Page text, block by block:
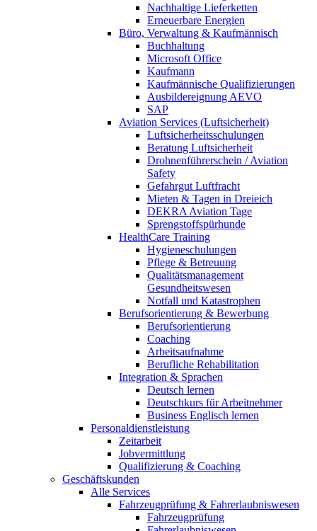
Nachhaltige Lieferketten
Erneuerbare Energien
Büro, Verwaltung & Kaufmännisch
Buchhaltung
Microsoft Office
Kaufmann
Kaufmännische Qualifizierungen
Ausbildereignung AEVO
SAP
Aviation Services (Luftsicherheit)
Luftsicherheitsschulungen
Beratung Luftsicherheit
Drohnenführerschein / Aviation
Safety
Gefahrgut Luftfracht
Mieten & Tagen in Dreieich
DEKRA Aviation Tage
Sprengstoffspürhunde
HealthCare Training
Hygieneschulungen
Pflege & Betreuung
Qualitätsmanagement
Gesundheitswesen
Notfall und Katastrophen
Berufsorientierung & Bewerbung
Berufsorientierung
Coaching
Arbeitsaufnahme
Berufliche Rehabilitation
Integration & Sprachen
Deutsch lernen
Deutschkurs für Arbeitnehmer
Business Englisch lernen
Personaldienstleistung
Zeitarbeit
Jobvermittlung
Qualifizierung & Coaching
Geschäftskunden
Alle Services
Fahrzeugprüfung & Fahrerlaubniswesen
Fahrzeugprüfung